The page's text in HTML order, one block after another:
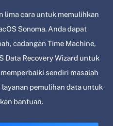
lima cara untuk memulihkan
Sonoma. Anda dapat
cadangan Time Machine,
Data Recovery Wizard untuk
sendiri masalah
pemulihan data untuk
bantuan.